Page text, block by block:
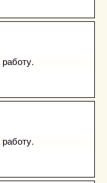
работу.
работу.